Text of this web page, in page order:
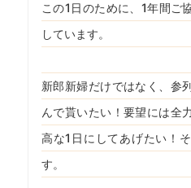
この1日のために、1年間ご
しています。
新郎新婦だけではなく、参
んで貰いたい！要望には全
高な1日にしてあげたい！
す。